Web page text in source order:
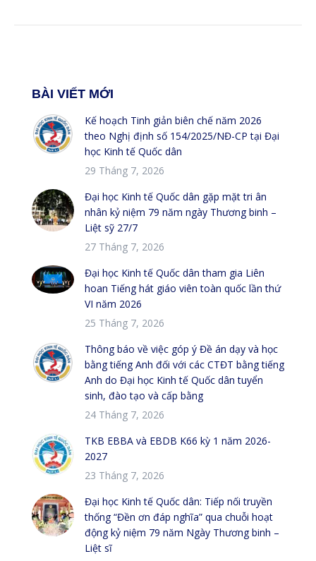
BÀI VIẾT MỚI
Kế hoạch Tinh giản biên chế năm 2026
theo Nghị định số 154/2025/NĐ-CP tại Đại
học Kinh tế Quốc dân
29 Tháng 7, 2026
Đại học Kinh tế Quốc dân gặp mặt tri ân
nhân kỷ niệm 79 năm ngày Thương binh –
Liệt sỹ 27/7
27 Tháng 7, 2026
Đại học Kinh tế Quốc dân tham gia Liên
hoan Tiếng hát giáo viên toàn quốc lần thứ
VI năm 2026
25 Tháng 7, 2026
Thông báo về việc góp ý Đề án dạy và học
bằng tiếng Anh đối với các CTĐT bằng tiếng
Anh do Đại học Kinh tế Quốc dân tuyển
sinh, đào tạo và cấp bằng
24 Tháng 7, 2026
TKB EBBA và EBDB K66 kỳ 1 năm 2026-
2027
23 Tháng 7, 2026
Đại học Kinh tế Quốc dân: Tiếp nối truyền
thống “Đền ơn đáp nghĩa” qua chuỗi hoạt
động kỷ niệm 79 năm Ngày Thương binh –
Liệt sĩ